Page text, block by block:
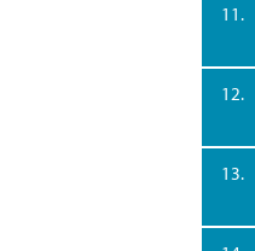
11.
12.
13.